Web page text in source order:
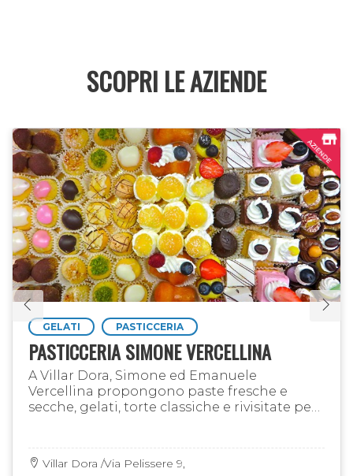
SCOPRI LE AZIENDE
GELATI PASTICCERIA
PASTICCERIA SIMONE VERCELLINA
A Villar Dora, Simone ed Emanuele
Vercellina propongono paste fresche e
secche, gelati, torte classiche e rivisitate per
Villar Dora /Via Pelissere 9,